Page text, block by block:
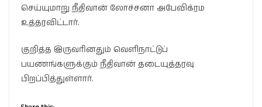
செய்யுமாறு நீதிவான் லோச்சனா அபேவிக்ரம
உத்தரவிட்டார்.
குறித்த இருவரினதும் வெளிநாட்டுப்
பயணங்களுக்கும் நீதிவான் தடையுத்தரவு
பிறப்பித்துள்ளார்.